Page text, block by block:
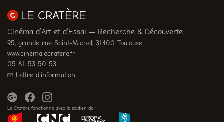
LE CRATÈRE
Cinéma d’Art et d’Essai — Recherche & Découverte
95, grande rue Saint-Michel, 31400 Toulouse
www.cinemalecratere.fr
05 61 53 50 53
Lettre d'information
Le Cratère fonctionne avec le soutien de :